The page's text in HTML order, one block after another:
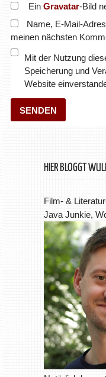
Ein Gravatar-Bild
Name, E-Mail-
meinen nächsten
Mit der Nutzung
Speicherung und
Website
HIER BLOGGT
Film- &
Java Junkie,